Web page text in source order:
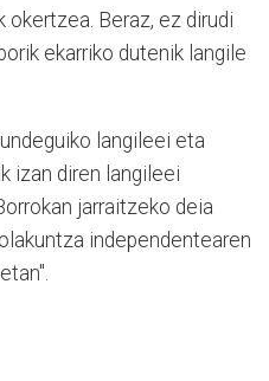
Beraz, ez dirudi
ekarriko dutenik langile
langileei eta
izan diren langileei
jarraitzeko deia
independentearen